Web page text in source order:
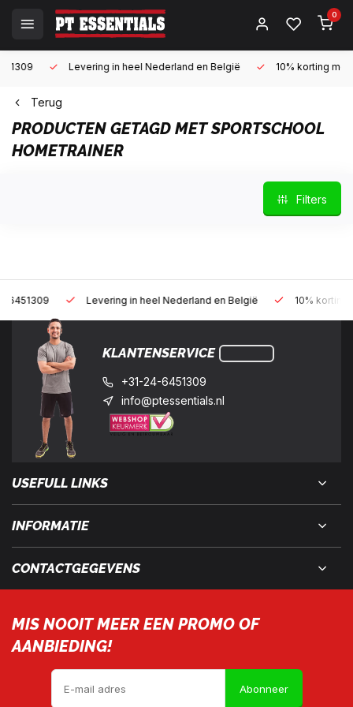
0
Levering in heel Nederland en België 10% korting met een
Terug
PRODUCTEN GETAGD MET SPORTSCHOOL
HOMETRAINER
Filters
Levering in heel Nederland en België 10% korting met een
KLANTENSERVICE
+31-24-6451309
info@ptessentials.nl
USEFULL LINKS
INFORMATIE
CONTACTGEGEVENS
MIS NOOIT MEER EEN PROMO OF
AANBIEDING!
Abonneer